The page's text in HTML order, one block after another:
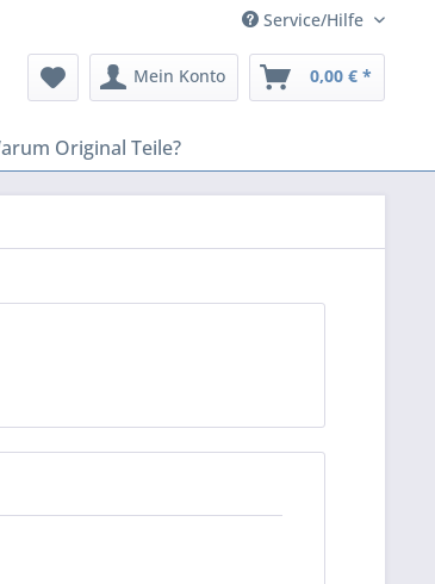
Service/Hilfe
Mein Konto 0,00 € *
Original Teile?